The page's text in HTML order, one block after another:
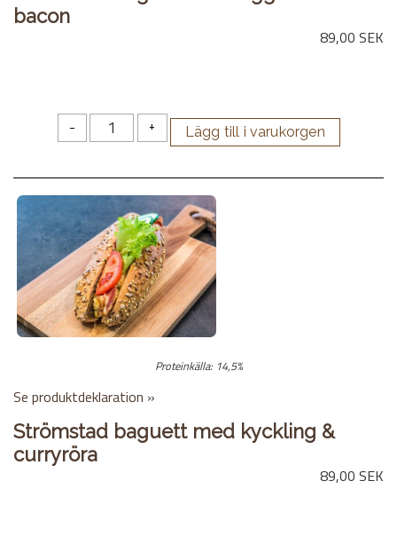
bacon
89,00 SEK
- +
Proteinkälla: 14,5%
Se produktdeklaration »
Strömstad baguett med kyckling &
curryröra
89,00 SEK